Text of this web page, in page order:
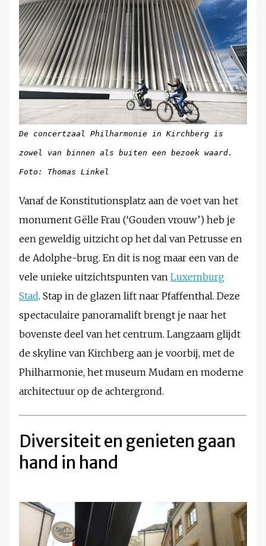
De concertzaal Philharmonie in Kirchberg is
zowel van binnen als buiten een bezoek waard.
Foto: Thomas Linkel
Vanaf de Konstitutionsplatz aan de voet van het
monument Gëlle Frau (‘Gouden vrouw’) heb je
een geweldig uitzicht op het dal van Petrusse en
de Adolphe-brug. En dit is nog maar een van de
vele unieke uitzichtspunten van Luxemburg
Stad. Stap in de glazen lift naar Pfaffenthal. Deze
spectaculaire panoramalift brengt je naar het
bovenste deel van het centrum. Langzaam glijdt
de skyline van Kirchberg aan je voorbij, met de
Philharmonie, het museum Mudam en moderne
architectuur op de achtergrond.
Diversiteit en genieten gaan
hand in hand